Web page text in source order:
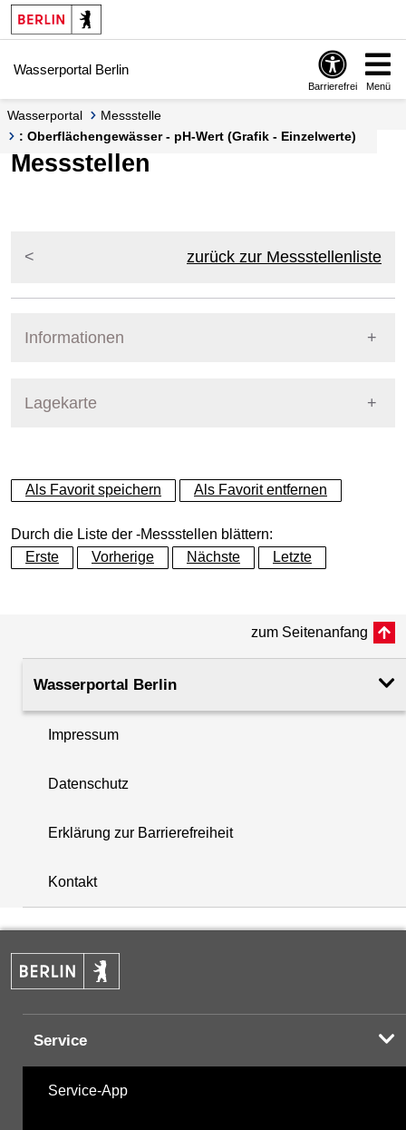
Springe zur Navigation
Springe zum Inhalt
Wasserportal Berlin
Barrierefrei Menü
Wasserportal
Messstelle
: Oberflächengewässer - pH-Wert (Grafik - Einzelwerte)
Messstellen
zurück zur Messstellenliste
Informationen
Lagekarte
+
−
+
−
Als Favorit speichern Als Favorit entfernen
Durch die Liste der -Messstellen blättern:
Erste
Vorherige Nächste Letzte
zum Seitenanfang
Wasserportal Berlin
Impressum
Datenschutz
Erklärung zur Barrierefreiheit
Kontakt
Service
Service-App